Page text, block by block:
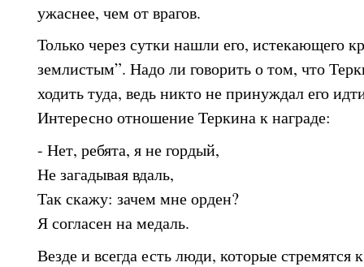
ужаснее, чем от врагов.
Только через сутки нашли его, истекающего
землистым”. Надо ли говорить о том, что
ходить туда, ведь никто не принуждал его
Интересно отношение Теркина к награде:
- Нет, ребята, я не гордый,
Не загадывая вдаль,
Так скажу: зачем мне орден?
Я согласен на медаль.
Везде и всегда есть люди, которые стремятся